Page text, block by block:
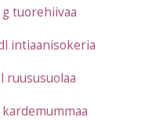
g tuorehiivaa
intiaanisokeria
ruususuolaa